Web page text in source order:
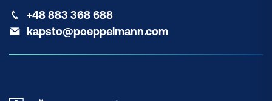
+48 883 368 688
kapsto@poeppelmann.com